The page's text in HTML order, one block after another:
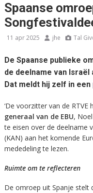
Spaanse
11 apr 2025 jhe Tal
De Spaanse publieke
de deelname van
Dat meldt hij zelf in een
‘De voorzitter van de
generaal van de EBU,
te eisen over de deelname
(KAN) aan het komende
mededeling te lezen.
Ruimte om te reflecteren
De omroep uit Spanje stelt